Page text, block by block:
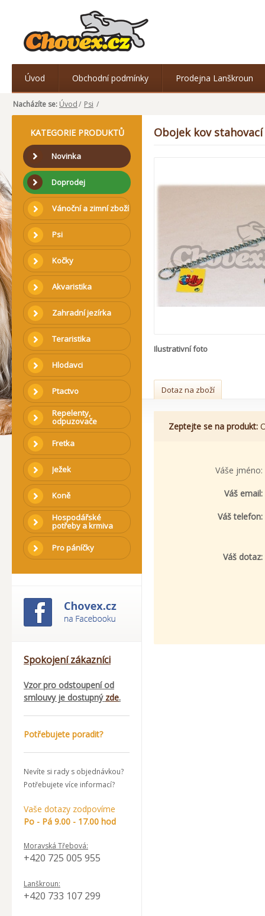
Úvod Obchodní podmínky Prodejna Lanškroun
Nacházíte se: Úvod/ Psi /
KATEGORIE PRODUKTŮ
Novinka
Doprodej
Vánoční a zimní zboží
Psi
Kočky
Akvaristika
Zahradní jezírka
Teraristika
Hlodavci
Ptactvo
Repelenty,
odpuzovače
Fretka
Ježek
Koně
Hospodářské
potřeby a krmiva
Pro páníčky
Spokojení zákazníci
Vzor pro odstoupení od
smlouvy je dostupný zde.
Potřebujete poradit?
Nevíte si rady s objednávkou?
Potřebujete více informací?
Vaše dotazy zodpovíme
Po - Pá 9.00 - 17.00 hod
Moravská Třebová:
+420 725 005 955
Lanškroun:
+420 733 107 299
Obojek kov
Ilustrativní foto
Dotaz na zboží
Zeptejte se na produkt:
Váše jméno:
Váš email:
Váš telefon:
Váš dotaz: